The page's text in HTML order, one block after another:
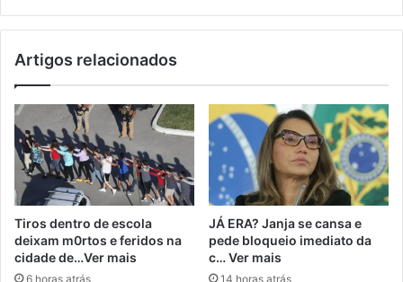
Artigos relacionados
Tiros dentro de escola
deixam m0rtos e feridos na
cidade de…Ver mais
6 horas atrás
JÁ ERA? Janja se cansa e
pede bloqueio imediato da
c… Ver mais
14 horas atrás